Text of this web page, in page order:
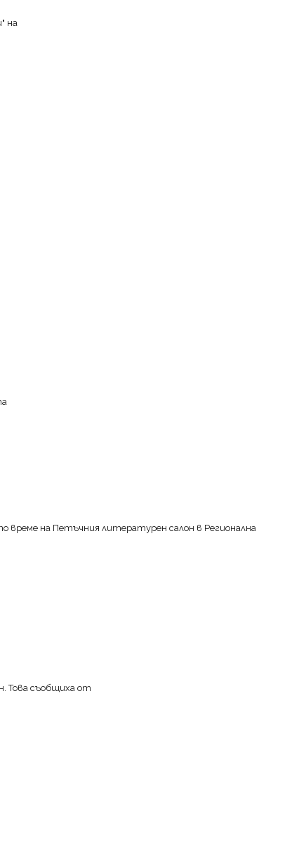
на
време на Петъчния литературен салон в Регионална
Това съобщиха от